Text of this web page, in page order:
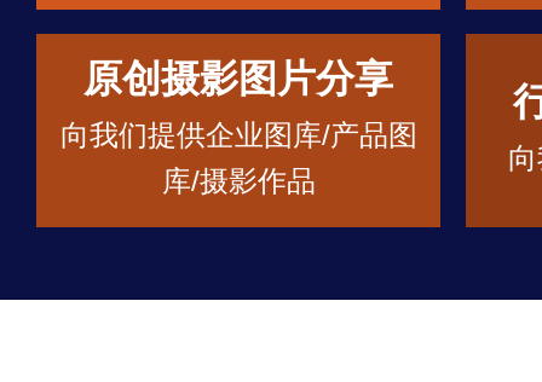
原创摄影图片分享
向我们提供企业图库/产品图
库/摄影作品